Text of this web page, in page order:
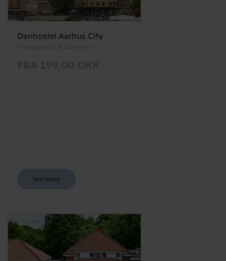
Danhostel Aarhus City
Fiskergade 10, 8000 Aarhus
FRA 199,00 DKK
See more